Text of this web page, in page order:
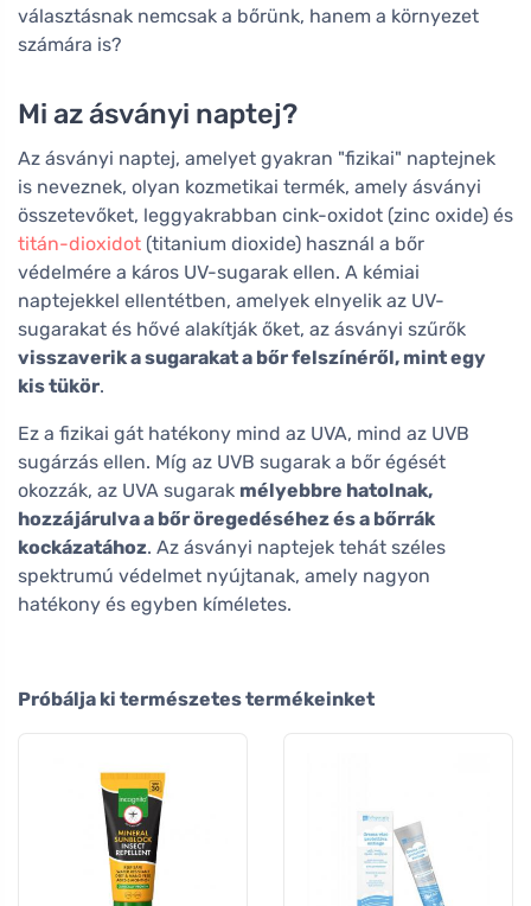
választásnak nemcsak a bőrünk, hanem a környezet
számára is?
Mi az ásványi naptej?
Az ásványi naptej, amelyet gyakran "fizikai" naptejnek
is neveznek, olyan kozmetikai termék, amely ásványi
összetevőket, leggyakrabban cink-oxidot (zinc oxide) és
titán-dioxidot (titanium dioxide) használ a bőr
védelmére a káros UV-sugarak ellen. A kémiai
naptejekkel ellentétben, amelyek elnyelik az UV-
sugarakat és hővé alakítják őket, az ásványi szűrők
visszaverik a sugarakat a bőr felszínéről, mint egy
kis tükör.
Ez a fizikai gát hatékony mind az UVA, mind az UVB
sugárzás ellen. Míg az UVB sugarak a bőr égését
okozzák, az UVA sugarak mélyebbre hatolnak,
hozzájárulva a bőr öregedéséhez és a bőrrák
kockázatához. Az ásványi naptejek tehát széles
spektrumú védelmet nyújtanak, amely nagyon
hatékony és egyben kíméletes.
Próbálja ki természetes termékeinket